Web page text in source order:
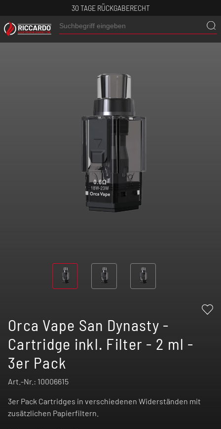
30 TAGE RÜCKGABERECHT
Orca Vape San Dynasty -
Cartridge inkl. Filter - 2 ml -
3er Pack
Art.-Nr.: 10006615
3er Pack Cartridges in verschiedenen Widerständen mit
zusätzlichen Papierfiltern.